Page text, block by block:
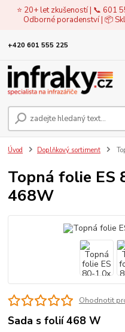
⭐ 20+ let zkušeností | 📞 601
Odborné poradenství | 📦
+420 601 555 225
Úvod Doplňkový sortiment
Topná folie ES
468W
Ohodnotit
Sada s folií 468 W